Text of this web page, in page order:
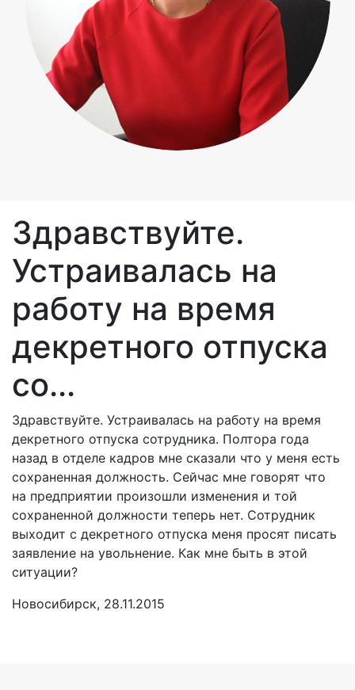
Здравствуйте.
Устраивалась на
работу на время
декретного отпуска
со...
Здравствуйте. Устраивалась на работу на время
декретного отпуска сотрудника. Полтора года
назад в отделе кадров мне сказали что у меня есть
сохраненная должность. Сейчас мне говорят что
на предприятии произошли изменения и той
сохраненной должности теперь нет. Сотрудник
выходит с декретного отпуска меня просят писать
заявление на увольнение. Как мне быть в этой
ситуации?
Новосибирск, 28.11.2015